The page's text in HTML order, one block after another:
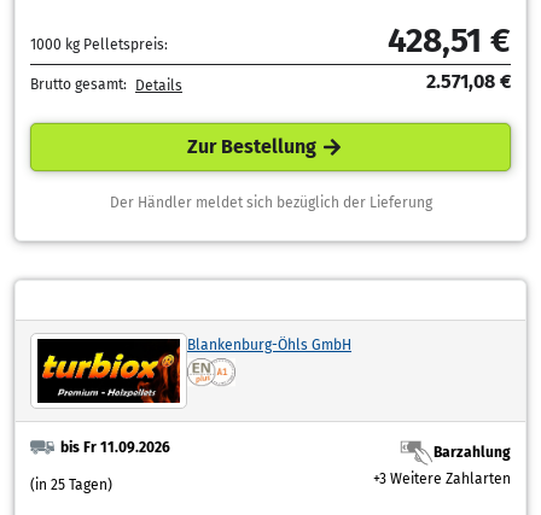
1000 kg Pelletspreis: 428,51 €
Brutto gesamt: Details 2.571,08 €
Zur Bestellung
Der Händler meldet sich bezüglich der Lieferung
Blankenburg-Öhls GmbH
bis Fr 11.09.2026
(in 25 Tagen)
Barzahlung
+3 Weitere Zahlarten